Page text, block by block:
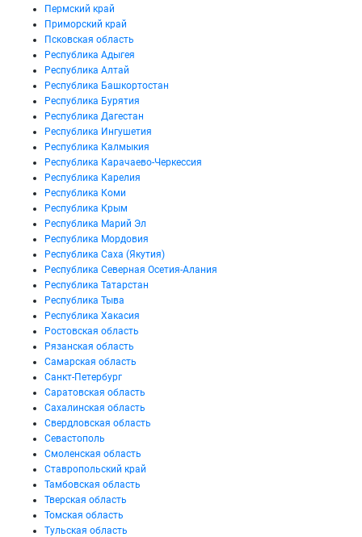
Пермский край
Приморский край
Псковская область
Республика Адыгея
Республика Алтай
Республика Башкортостан
Республика Бурятия
Республика Дагестан
Республика Ингушетия
Республика Калмыкия
Республика Карачаево-Черкессия
Республика Карелия
Республика Коми
Республика Крым
Республика Марий Эл
Республика Мордовия
Республика Саха (Якутия)
Республика Северная Осетия-Алания
Республика Татарстан
Республика Тыва
Республика Хакасия
Ростовская область
Рязанская область
Самарская область
Санкт-Петербург
Саратовская область
Сахалинская область
Свердловская область
Севастополь
Смоленская область
Ставропольский край
Тамбовская область
Тверская область
Томская область
Тульская область